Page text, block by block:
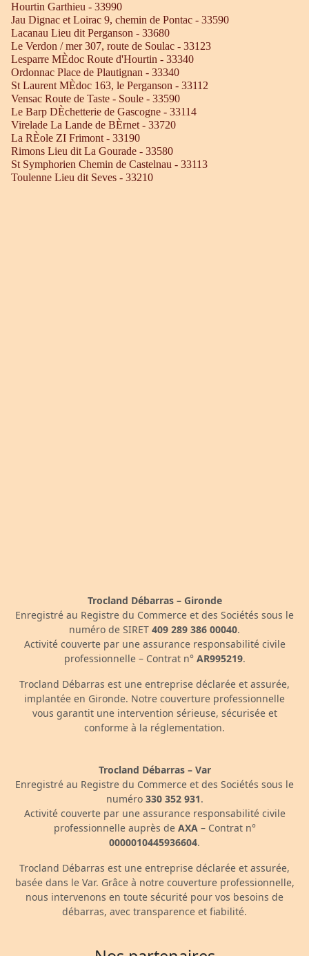
Hourtin Garthieu - 33990
Jau Dignac et Loirac 9, chemin de Pontac - 33590
Lacanau Lieu dit Perganson - 33680
Le Verdon / mer 307, route de Soulac - 33123
Lesparre MÈdoc Route d'Hourtin - 33340
Ordonnac Place de Plautignan - 33340
St Laurent MÈdoc 163, le Perganson - 33112
Vensac Route de Taste - Soule - 33590
Le Barp DÈchetterie de Gascogne - 33114
Virelade La Lande de BÈrnet - 33720
La RÈole ZI Frimont - 33190
Rimons Lieu dit La Gourade - 33580
St Symphorien Chemin de Castelnau - 33113
Toulenne Lieu dit Seves - 33210
Trocland Débarras – Gironde
Enregistré au Registre du Commerce et des Sociétés sous le
numéro de SIRET 409 289 386 00040.
Activité couverte par une assurance responsabilité civile
professionnelle – Contrat n° AR995219.
Trocland Débarras est une entreprise déclarée et assurée,
implantée en Gironde. Notre couverture professionnelle
vous garantit une intervention sérieuse, sécurisée et
conforme à la réglementation.
Trocland Débarras – Var
Enregistré au Registre du Commerce et des Sociétés sous le
numéro 330 352 931.
Activité couverte par une assurance responsabilité civile
professionnelle auprès de AXA– Contrat n°
0000010445936604.
Trocland Débarras est une entreprise déclarée et assurée,
basée dans le Var. Grâce à notre couverture professionnelle,
nous intervenons en toute sécurité pour vos besoins de
débarras, avec transparence et fiabilité.